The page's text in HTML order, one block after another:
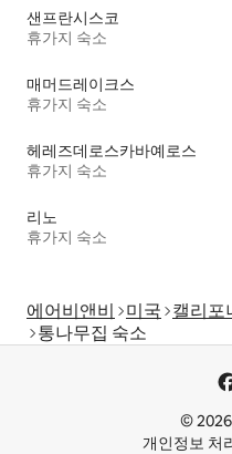
샌프란시스코
휴가지 숙소
매머드레이크스
휴가지 숙소
헤레즈데로스카바예로스
휴가지 숙소
리노
휴가지 숙소
에어비앤비 미국 캘리포
통나무집 숙소
©
개인정보 처